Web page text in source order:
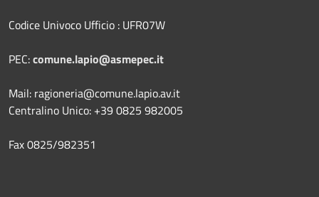
Codice Univoco Ufficio : UFR07W
PEC:comune.lapio@asmepec.it
Mail: ragioneria@comune.lapio.av.it
Centralino Unico: +39 0825 982005
Fax 0825/982351